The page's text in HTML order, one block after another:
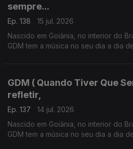
sempre...
Ep. 138
15 jul. 2026
Nascido em Goiânia, no interior do
GDM tem a música no seu dia a dia
GDM ( Quando Tiver Que
refletir,
Ep. 137
14 jul. 2026
Nascido em Goiânia, no interior do
GDM tem a música no seu dia a dia